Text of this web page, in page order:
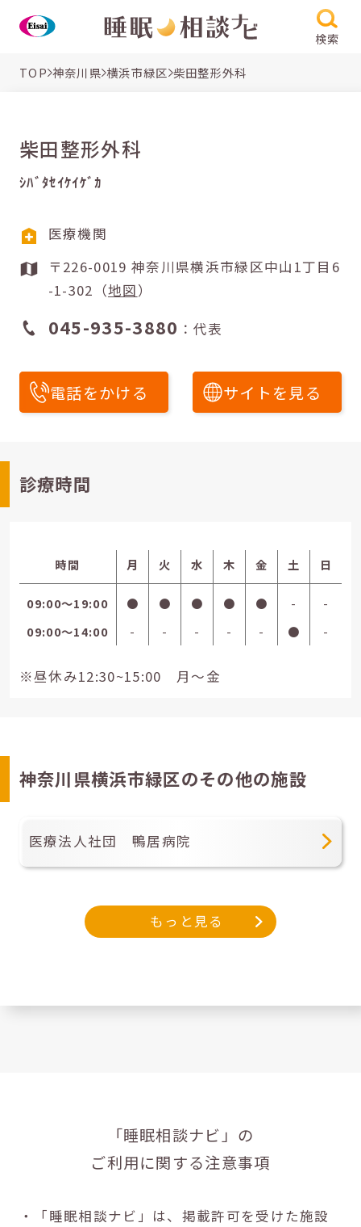
検索
TOP 神奈川県 横浜市緑区 柴田整形外科
柴田整形外科
ｼﾊﾞﾀｾｲｹｲｹﾞｶ
医療機関
〒226-0019 神奈川県横浜市緑区中山1丁目6
-1-302（地図）
045-935-3880 ：代表
電話をかける サイトを見る
診療時間
時間 月 火 水 木 金 土 日
09:00〜19:00 ● ● ● ● ● -
-
09:00〜14:00
- - - - - ● -
※昼休み12:30~15:00 月～金
神奈川県横浜市緑区のその他の施設
医療法人社団 鴨居病院
もっと見る
「睡眠相談ナビ」の
ご利用に関する注意事項
・「睡眠相談ナビ」は、掲載許可を受けた施設